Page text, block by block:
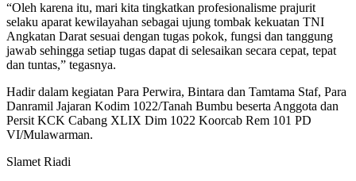
“Oleh karena itu, mari kita tingkatkan profesionalisme prajurit
selaku aparat kewilayahan sebagai ujung tombak kekuatan TNI
Angkatan Darat sesuai dengan tugas pokok, fungsi dan tanggung
jawab sehingga setiap tugas dapat di selesaikan secara cepat, tepat
dan tuntas,” tegasnya.
Hadir dalam kegiatan Para Perwira, Bintara dan Tamtama Staf, Para
Danramil Jajaran Kodim 1022/Tanah Bumbu beserta Anggota dan
Persit KCK Cabang XLIX Dim 1022 Koorcab Rem 101 PD
VI/Mulawarman.
Slamet Riadi